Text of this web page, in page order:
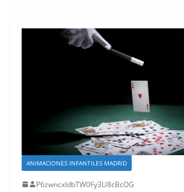
ANIMACIONES INFANTILES MADRID
P6zwncxIdbTW0Fy3U8cBcOG